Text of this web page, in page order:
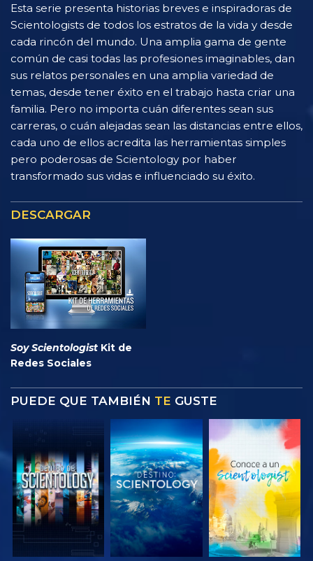
Esta serie presenta historias breves e inspiradoras de
Scientologists de todos los estratos de la vida y desde
cada rincón del mundo. Una amplia gama de gente
común de casi todas las profesiones imaginables, dan
sus relatos personales en una amplia variedad de
temas, desde tener éxito en el trabajo hasta criar una
familia. Pero no importa cuán diferentes sean sus
carreras, o cuán alejadas sean las distancias entre ellos,
cada uno de ellos acredita las herramientas simples
pero poderosas de Scientology por haber
transformado sus vidas e influenciado su éxito.
DESCARGAR
Soy Scientologist Kit de
Redes Sociales
PUEDE QUE TAMBIÉN TE GUSTE